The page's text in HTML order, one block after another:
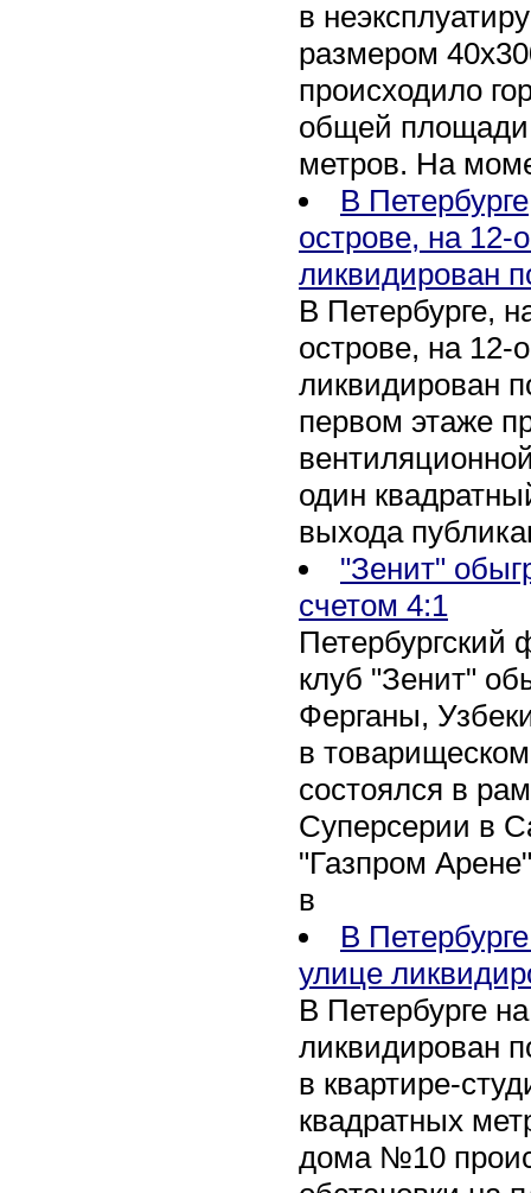
в
размером
происходило
общей площади
метров. На
В
острове, на 12-
ликвидирован
В Петербурге,
острове, на 12-
ликвидирован
первом этаже
один
выхода
"Зенит"
счетом 4:1
Петербургский
клуб "Зенит"
Ферганы,
в
состоялся в
Суперсерии в
"Газпром
в
В
улице
В Петербурге
ликвидирован
в квартире-
квадратных
дома №10